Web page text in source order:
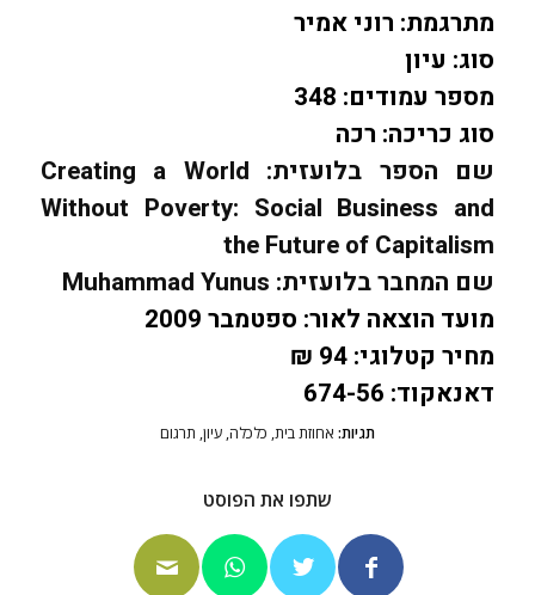
מתרגמת: רוני אמיר
סוג: עיון
מספר עמודים:
סוג כריכה: רכה
שם הספר בלועזית: Creating a World
Without Poverty: Social Business and
the Future of Capitalism
שם המחבר בלועזית: Muhammad Yunus
מועד הוצאה לאור: ספטמבר 2009
מחיר קטלוגי:
דאנאקוד: 674-56
תגיות: אחוזת בית, כלכלה, עיון, תרגום
שתפו את הפוסט